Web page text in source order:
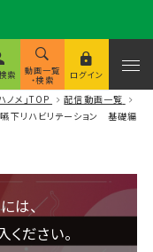
索 動画一覧
・検索 ログイン
ノメ」TOP
配信動画一覧
嚥下リハビリテーション 基礎編
は、
ださい。